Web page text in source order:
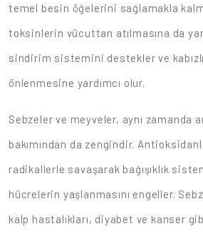
temel besin öğelerini sağlamakla
toksinlerin vücuttan atılmasına da
sindirim sistemini destekler ve
önlenmesine yardımcı olur.
Sebzeler ve meyveler, aynı zamanda
bakımından da zengindir.
radikallerle savaşarak bağışıklık
hücrelerin yaşlanmasını engeller.
kalp hastalıkları, diyabet ve kanser